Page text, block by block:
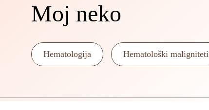
Moj neko
Hematologija Hematološki maligniteti